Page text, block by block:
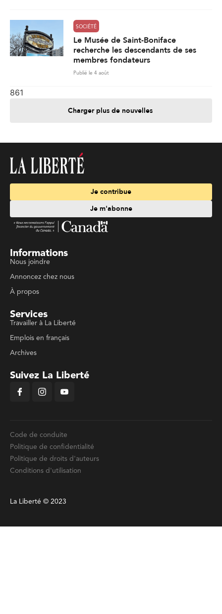
SOCIÉTÉ
Le Musée de Saint-Boniface
recherche les descendants de ses
membres fondateurs
Publié le 4 août
861
Charger plus de nouvelles
Je contribue
Je m'abonne
Informations
Nous joindre
Annoncez chez nous
À propos
Services
Travailler à La Liberté
Emplois en français
Archives
Suivez La Liberté
Code de conduite
Politique de confidentialité
Politique de droits d'auteurs
Conditions d'utilisation
La Liberté © 2023